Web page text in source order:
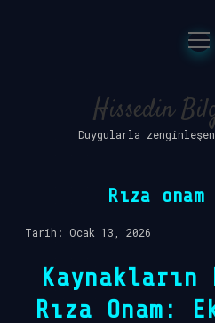
Gizlilik
Yasal
aç
Hissedin
Duygularla
Rıza
Tarih: Ocak 13, 2026
Rıza Onam: